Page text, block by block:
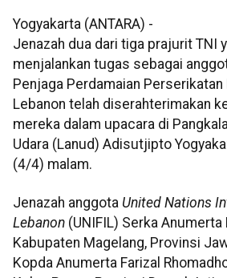
Yogyakarta (ANTARA) -
Jenazah dua dari tiga prajurit TNI
menjalankan tugas sebagai
Penjaga Perdamaian
Lebanon telah diserahterimakan
mereka dalam upacara di
Udara (Lanud) Adisutjipto
(4/4) malam.
Jenazah anggota United Nations
Lebanon (UNIFIL) Serka
Kabupaten Magelang, Provinsi
Kopda Anumerta Farizal